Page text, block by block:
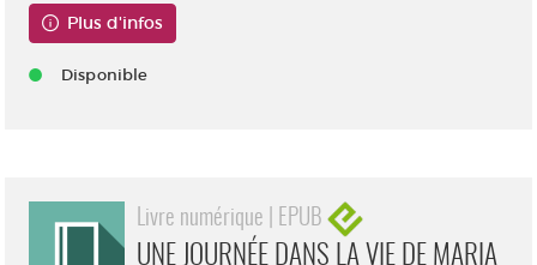
Plus d'infos
Disponible
Livre numérique | EPUB
UNE JOURNÉE DANS LA VIE DE MARIA